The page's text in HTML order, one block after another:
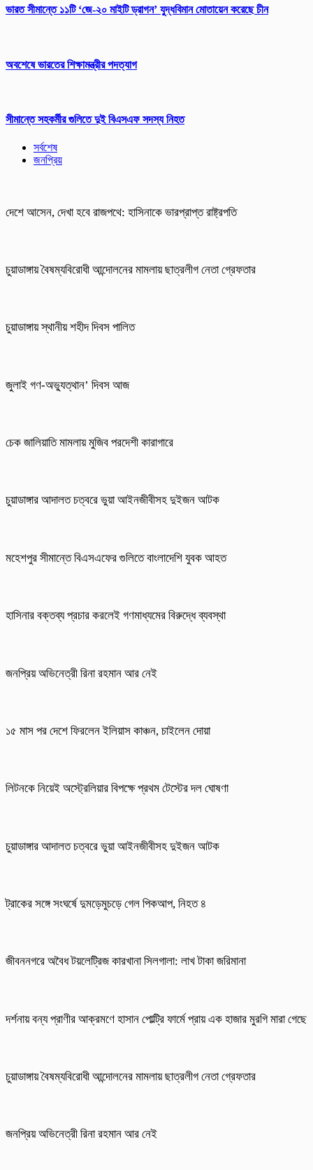
ভারত সীমান্তে ১১টি ‘জে-২০ মাইটি ড্রাগন’ যুদ্ধবিমান মোতায়েন করেছে চীন
অবশেষে ভারতের শিক্ষামন্ত্রীর পদত্যাগ
সীমান্তে সহকর্মীর গুলিতে দুই বিএসএফ সদস্য নিহত
সর্বশেষ
জনপ্রিয়
দেশে আসেন, দেখা হবে রাজপথে: হাসিনাকে ভারপ্রাপ্ত রাষ্ট্রপতি
চুয়াডাঙ্গায় বৈষম্যবিরোধী আন্দোলনের মামলায় ছাত্রলীগ নেতা গ্রেফতার
চুয়াডাঙ্গায় স্থানীয় শহীদ দিবস পা‌লিত
জুলাই গণ-অভ্যুত্থান’ দিবস আজ
চেক জালিয়াতি মামলায় মুজিব পরদেশী কারাগারে
চুয়াডাঙ্গার আদালত চত্বরে ভুয়া আইনজীবীসহ দুইজন আটক
মহেশপুর সীমান্তে বিএসএফের গুলিতে বাংলাদেশি যুবক আহত
হাসিনার বক্তব্য প্রচার করলেই গণমাধ্যমের বিরুদ্ধে ব্যবস্থা
জনপ্রিয় অভিনেত্রী রিনা রহমান আর নেই
১৫ মাস পর দেশে ফিরলেন ইলিয়াস কাঞ্চন, চাইলেন দোয়া
লিটনকে নিয়েই অস্ট্রেলিয়ার বিপক্ষে প্রথম টেস্টের দল ঘোষণা
চুয়াডাঙ্গার আদালত চত্বরে ভুয়া আইনজীবীসহ দুইজন আটক
ট্রাকের সঙ্গে সংঘর্ষে দুমড়েমুচড়ে গেল পিকআপ, নিহত ৪
জীবননগরে অবৈধ টয়লেট্রিজ কারখানা সিলগালা: লাখ টাকা জরিমানা
দর্শনায় বন্য প্রাণীর আক্রমণে হাসান পোল্ট্রি ফার্মে প্রায় এক হাজার মুরগি মারা গেছে
চুয়াডাঙ্গায় বৈষম্যবিরোধী আন্দোলনের মামলায় ছাত্রলীগ নেতা গ্রেফতার
জনপ্রিয় অভিনেত্রী রিনা রহমান আর নেই